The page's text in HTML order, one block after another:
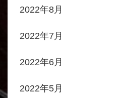
2022年8月
2022年7月
2022年6月
2022年5月